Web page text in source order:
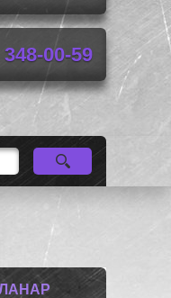
00-59